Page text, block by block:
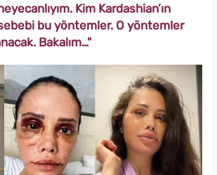
Kim Kardashian’ın
bu yöntemler. O yöntemler
Bakalım…"